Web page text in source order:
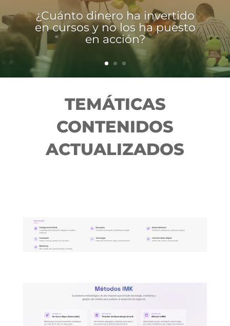
¿Cuánto dinero ha invertido
en cursos y no los ha puesto
en acción?
TEMÁTICAS
CONTENIDOS
ACTUALIZADOS